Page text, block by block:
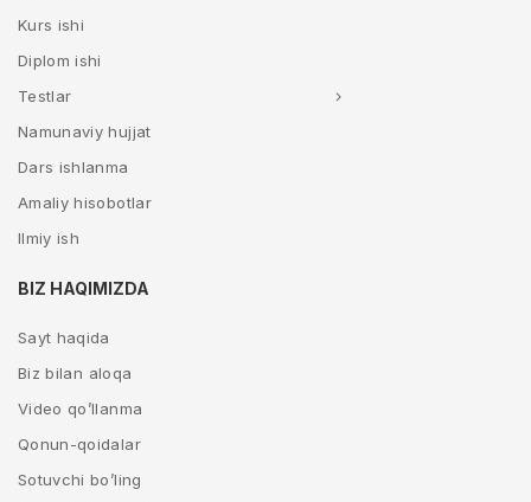
Kurs ishi
Diplom ishi
Testlar
Namunaviy hujjat
Dars ishlanma
Amaliy hisobotlar
Ilmiy ish
BIZ HAQIMIZDA
Sayt haqida
Biz bilan aloqa
Video qo’llanma
Qonun-qoidalar
Sotuvchi bo’ling